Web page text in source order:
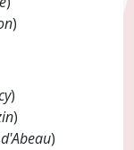
)
)
)
)